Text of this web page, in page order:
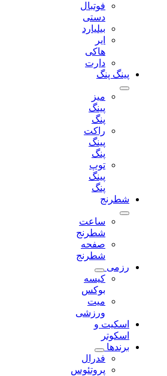
فوتبال
دستی
بیلیارد
دارت
پینگ پنگ
میز
راکت
توپ
شطرنج
ساعت
شطرنج
صفحه
شطرنج
رزمی
کیسه
بوکس
میت
ورزشی
اسکیت و
اسکوتر
برندها
فدرال
پروتئوس